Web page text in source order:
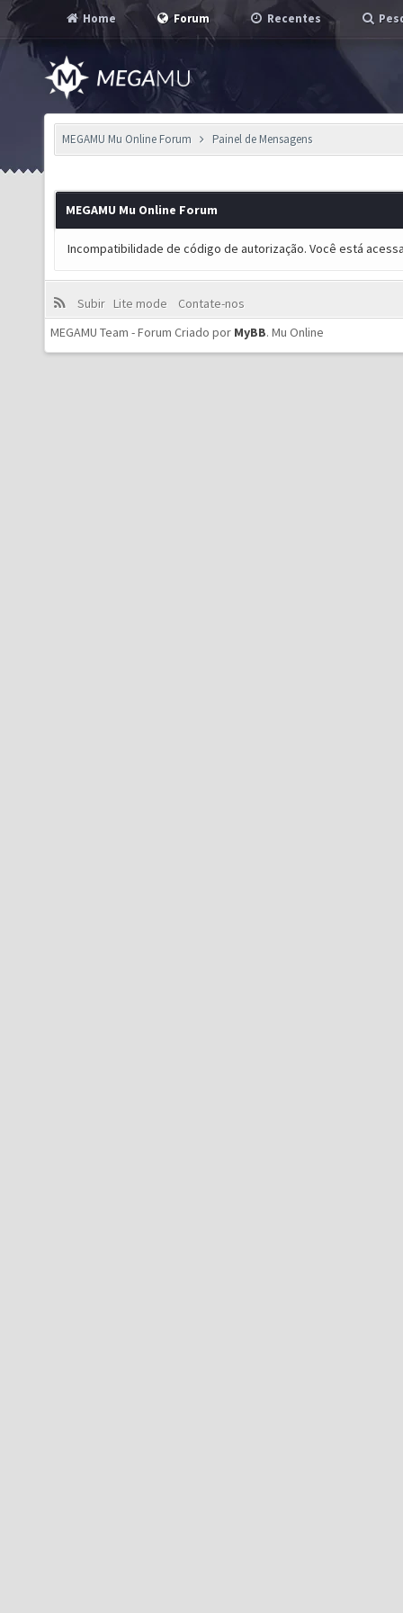
Home Forum Recentes
MEGAMU Mu Online Forum Painel de Mensagens
MEGAMU Mu Online Forum
Incompatibilidade de código de autorização. Você está
Subir Lite mode
Contate-nos
MEGAMU Team - Forum Criado por MyBB. Mu Online